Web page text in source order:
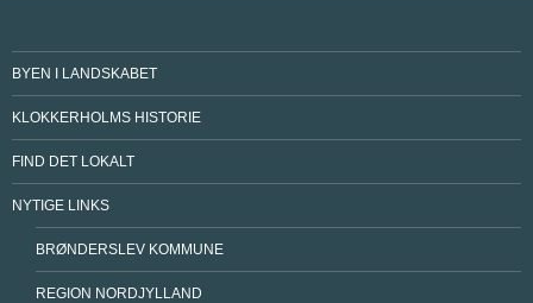
BYEN I LANDSKABET
KLOKKERHOLMS HISTORIE
FIND DET LOKALT
NYTIGE LINKS
BRØNDERSLEV KOMMUNE
REGION NORDJYLLAND